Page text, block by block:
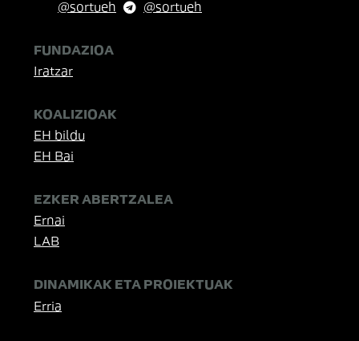
@sortueh
@sortueh
FUNDAZIOA
Iratzar
KOALIZIOAK
EH bildu
EH Bai
EZKER ABERTZALEA
Ernai
LAB
DINAMIKAK ETA PROIEKTUAK
Erria